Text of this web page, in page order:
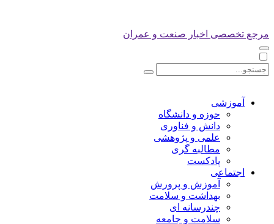
مرجع تخصصی اخبار صنعت و عمران
آموزشی
حوزه و دانشگاه
دانش و فناوری
علمی و پژوهشی
مطالبه گری
پادکست
اجتماعی
آموزش و پرورش
بهداشت و سلامت
چندرسانه ای
سلامت و جامعه